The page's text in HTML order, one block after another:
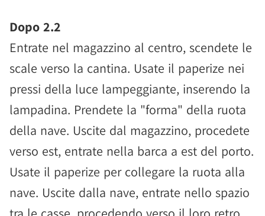
Dopo 2.2
Entrate nel magazzino al centro, scendete le
scale verso la cantina. Usate il paperize nei
pressi della luce lampeggiante, inserendo la
lampadina. Prendete la "forma" della ruota
della nave. Uscite dal magazzino, procedete
verso est, entrate nella barca a est del porto.
Usate il paperize per collegare la ruota alla
nave. Uscite dalla nave, entrate nello spazio